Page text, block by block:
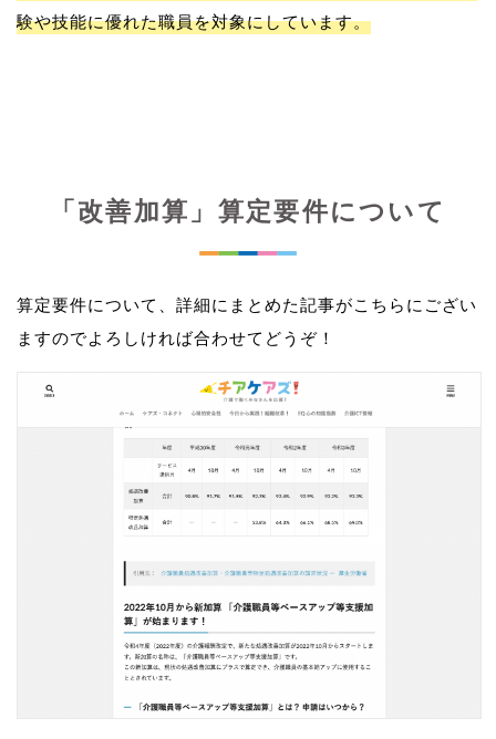
験や技能に優れた職員を対象にしています。
「改善加算」算定要件について
算定要件について、詳細にまとめた記事がこちらにござい
ますのでよろしければ合わせてどうぞ！